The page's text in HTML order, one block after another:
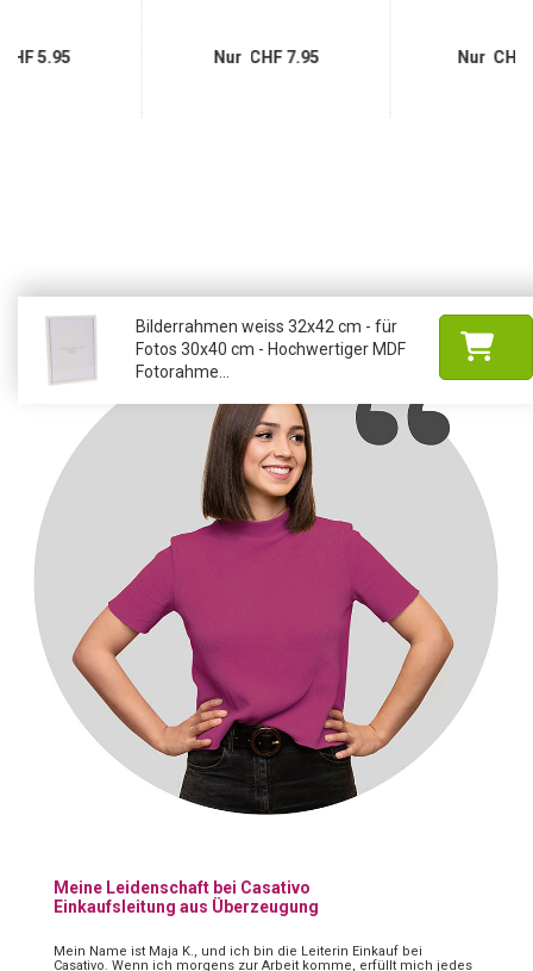
5.95 Nur CHF 7.95 Nur CHF
Bilderrahmen weiss 32x42 cm - für
Fotos 30x40 cm - Hochwertiger MDF
Fotorahme...
Meine Leidenschaft bei Casativo
Einkaufsleitung aus Überzeugung
Mein Name ist Maja K., und ich bin die Leiterin Einkauf bei
Casativo. Wenn ich morgens zur Arbeit komme, erfüllt mich jedes